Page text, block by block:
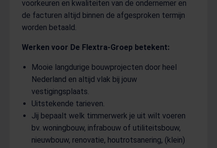
voorkeuren en kwaliteiten van de ondernemer en
de facturen altijd binnen de afgesproken termijn
worden betaald.
Werken voor De Flextra-Groep betekent:
Mooie langdurige bouwprojecten door heel
Nederland en altijd vlak bij jouw
vestigingsplaats.
Uitstekende tarieven.
Jij bepaalt welk timmerwerk je uit wilt voeren
bv. woningbouw, infrabouw of utiliteitsbouw,
nieuwbouw, renovatie, houtrotsanering, (klein)